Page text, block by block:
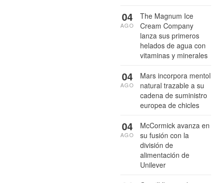
The Magnum Ice
Cream Company
lanza sus primeros
helados de agua con
vitaminas y minerales
04
AGO
Mars incorpora mentol
natural trazable a su
cadena de suministro
europea de chicles
04
AGO
McCormick avanza en
su fusión con la
división de
alimentación de
Unilever
04
AGO